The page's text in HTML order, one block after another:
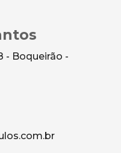
- Boqueirão -